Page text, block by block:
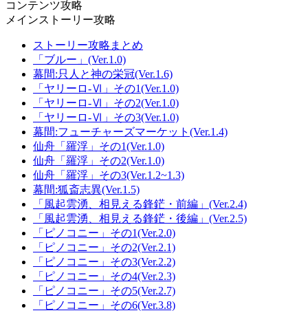
コンテンツ攻略
メインストーリー攻略
ストーリー攻略まとめ
「ブルー」(Ver.1.0)
幕間:只人と神の栄冠(Ver.1.6)
「ヤリーロ-Ⅵ」その1(Ver.1.0)
「ヤリーロ-Ⅵ」その2(Ver.1.0)
「ヤリーロ-Ⅵ」その3(Ver.1.0)
幕間:フューチャーズマーケット(Ver.1.4)
仙舟「羅浮」その1(Ver.1.0)
仙舟「羅浮」その2(Ver.1.0)
仙舟「羅浮」その3(Ver.1.2~1.3)
幕間:狐斎志異(Ver.1.5)
「風起雲湧、相見える鋒鋩・前編」(Ver.2.4)
「風起雲湧、相見える鋒鋩・後編」(Ver.2.5)
「ピノコニー」その1(Ver.2.0)
「ピノコニー」その2(Ver.2.1)
「ピノコニー」その3(Ver.2.2)
「ピノコニー」その4(Ver.2.3)
「ピノコニー」その5(Ver.2.7)
「ピノコニー」その6(Ver.3.8)